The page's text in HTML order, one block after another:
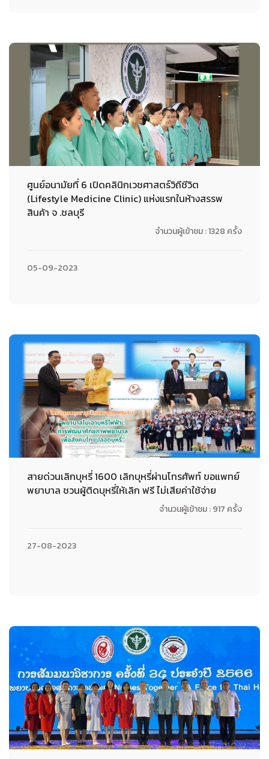
ศูนย์อนามัยที่ 6 เปิดคลินิกเวชศาสตร์วิถีชีวิต
(Lifestyle Medicine Clinic) แห่งแรกในห้างสรรพ
สินค้า จ .ชลบุรี
จำนวนผู้เข้าชม : 1328 ครั้ง
05-09-2023
สายด่วนเลิกบุหรี่ 1600 เลิกบุหรี่ผ่านโทรศัพท์ ขอแพทย์
พยาบาล ชวนผู้ติดบุหรี่ให้เลิก ฟรี ไม่เสียค่าใช้จ่าย
จำนวนผู้เข้าชม : 917 ครั้ง
27-08-2023